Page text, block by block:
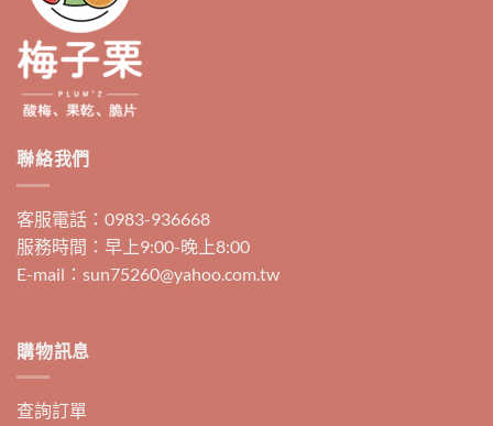
聯絡我們
客服電話：0983-936668
服務時間：早上9:00-晚上8:00
E-mail：sun75260@yahoo.com.tw
購物訊息
查詢訂單